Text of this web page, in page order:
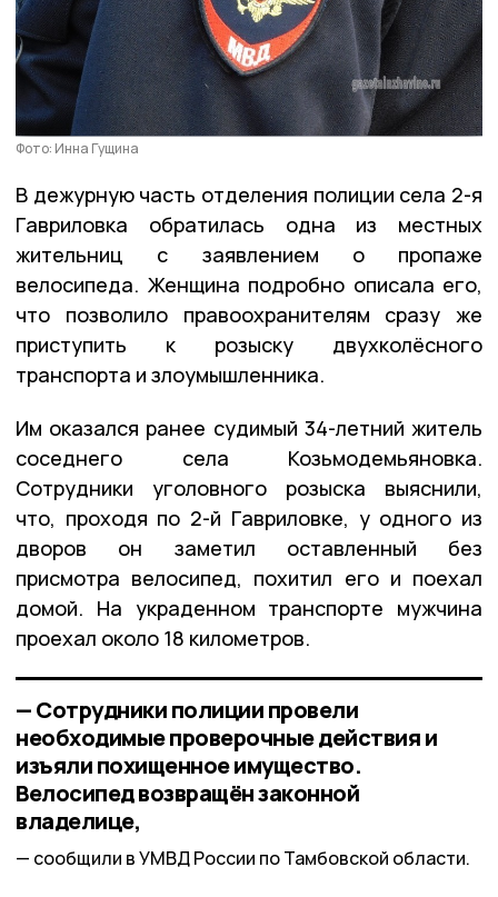
Фото: Инна Гущина
В дежурную часть отделения полиции села 2-я
Гавриловка обратилась одна из местных
жительниц с заявлением о пропаже
велосипеда. Женщина подробно описала его,
что позволило правоохранителям сразу же
приступить к розыску двухколёсного
транспорта и злоумышленника.
Им оказался ранее судимый 34-летний житель
соседнего села Козьмодемьяновка.
Сотрудники уголовного розыска выяснили,
что, проходя по 2-й Гавриловке, у одного из
дворов он заметил оставленный без
присмотра велосипед, похитил его и поехал
домой. На украденном транспорте мужчина
проехал около 18 километров.
— Сотрудники полиции провели
необходимые проверочные действия и
изъяли похищенное имущество.
Велосипед возвращён законной
владелице,
сообщили в УМВД России по Тамбовской области.